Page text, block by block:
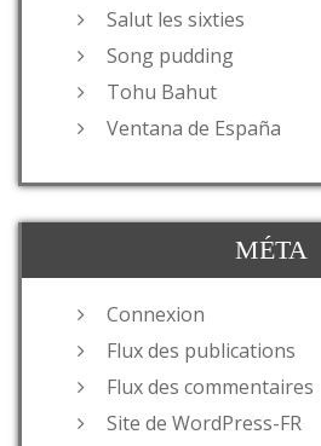
Salut les sixties
Song pudding
Tohu Bahut
Ventana de España
MÉTA
Connexion
Flux des publications
Flux des commentaires
Site de WordPress-FR